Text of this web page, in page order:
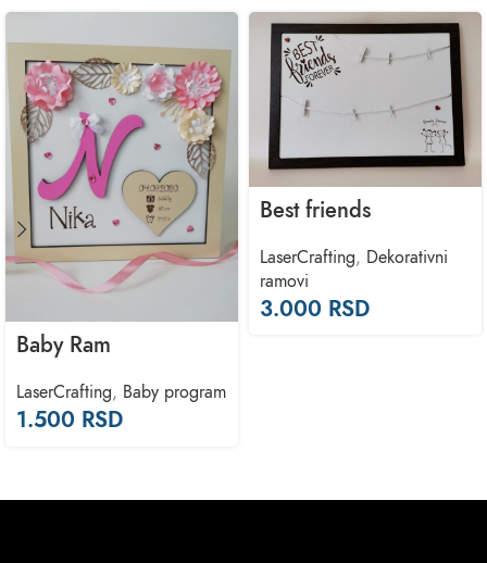
Baby Ram
LaserCrafting, Baby program
1.500 RSD
Best friends
LaserCrafting, Dekorativni
ramovi
3.000 RSD